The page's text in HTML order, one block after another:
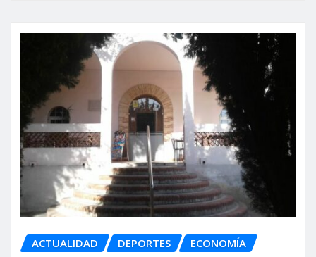
ACTUALIDAD DEPORTES ECONOMÍA